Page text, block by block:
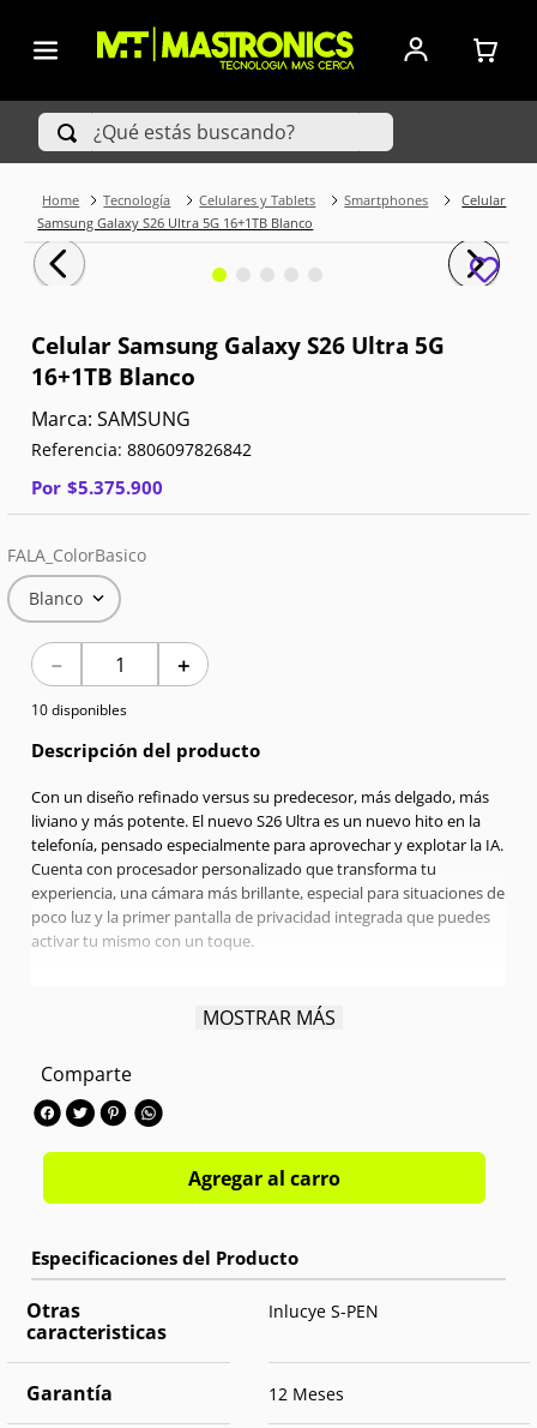
¿Qué estás buscando?
Tecnología Celulares y Tablets Smartphones
Celular
Samsung Galaxy S26 Ultra 5G 16+1TB Blanco
Celular Samsung Galaxy S26 Ultra 5G
16+1TB Blanco
SAMSUNG
Referencia: 8806097826842
Por $5.375.900
FALA_ColorBasico
Blanco
＋
－
10 disponibles
Descripción del producto
Con un diseño refinado versus su predecesor, más delgado, más
liviano y más potente. El nuevo S26 Ultra es un nuevo hito en la
telefonía, pensado especialmente para aprovechar y explotar la IA.
Cuenta con procesador personalizado que transforma tu
experiencia, una cámara más brillante, especial para situaciones de
poco luz y la primer pantalla de privacidad integrada que puedes
activar tu mismo con un toque.
6.9" Quad HD+ | Dynamic Amorled 2X | 120 Hz
Qualcomm Snapdragon Octa-Core 4,74 GHz
Memoria interna:
Cámara trasera:
Cámara frontal:
OS:Android 16
MOSTRAR MÁS
Comparte
Agregar al carro
Otras
caracteristicas
Inlucye S-PEN
Garantía 12 Meses
TÉRMINOS MÁS BUSCADOS
1.
Iphone
3.
Celulares Samsung
4.
Televisores
5.
Red Magic
7.
Celulares
8.
Iphone 15 Pro Max
9.
Iphone 17
10. Audífonos